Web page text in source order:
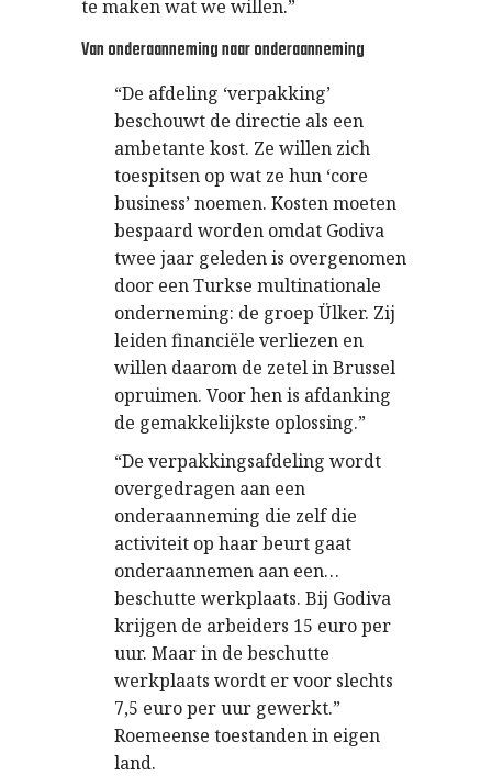
te maken wat we willen.”
Van onderaanneming naar onderaanneming
“De afdeling ‘verpakking’
beschouwt de directie als een
ambetante kost. Ze willen zich
toespitsen op wat ze hun ‘core
business’ noemen. Kosten moeten
bespaard worden omdat Godiva
twee jaar geleden is overgenomen
door een Turkse multinationale
onderneming: de groep Ülker. Zij
leiden financiële verliezen en
willen daarom de zetel in Brussel
opruimen. Voor hen is afdanking
de gemakkelijkste oplossing.”
“De verpakkingsafdeling wordt
overgedragen aan een
onderaanneming die zelf die
activiteit op haar beurt gaat
onderaannemen aan een…
beschutte werkplaats. Bij Godiva
krijgen de arbeiders 15 euro per
uur. Maar in de beschutte
werkplaats wordt er voor slechts
7,5 euro per uur gewerkt.”
Roemeense toestanden in eigen
land.